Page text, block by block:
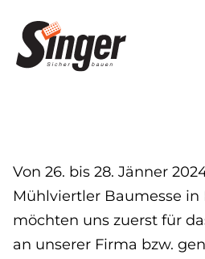
Von 26. bis 28. Jänner
Mühlviertler Baumesse
möchten uns zuerst für
an unserer Firma bzw.